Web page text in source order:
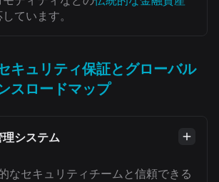
ています。
キュリティ保証とグローバル
スロードマップ
システム
なセキュリティチームと信頼できる